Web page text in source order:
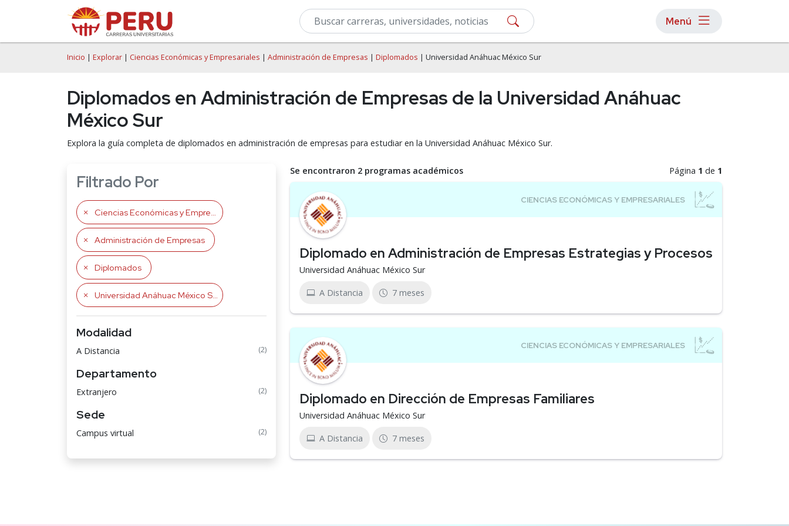
Menú
Inicio | Explorar | Ciencias Económicas y Empresariales | Administración de Empresas | Diplomados | Universidad Anáhuac México Sur
Diplomados en Administración de Empresas de la Universidad Anáhuac
México Sur
Explora la guía completa de diplomados en administración de empresas para estudiar en la Universidad Anáhuac México Sur.
Filtrado Por
Ciencias Económicas y Empresariales
Administración de Empresas
Diplomados
Universidad Anáhuac México Sur
Modalidad
A Distancia (2)
Departamento
Extranjero (2)
Sede
Campus virtual (2)
Se encontraron 2 programas académicos Página 1 de 1
Diplomado en Administración de Empresas Estrategias y Procesos
Universidad Anáhuac México Sur
A Distancia 7 meses
Diplomado en Dirección de Empresas Familiares
Universidad Anáhuac México Sur
A Distancia 7 meses